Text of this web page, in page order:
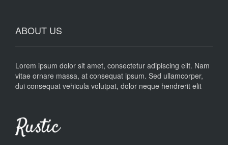
ABOUT US
Lorem ipsum dolor sit amet, consectetur adipiscing elit. Nam
vitae ornare massa, at consequat ipsum. Sed ullamcorper,
dui consequat vehicula volutpat, dolor neque hendrerit elit